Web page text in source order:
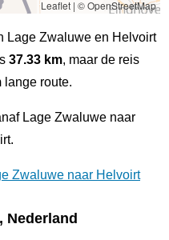
Leaflet| © OpenStreetMap
Lage Zwaluwe en Helvoirt
37.33 km, maar de reis
lange route.
Lage Zwaluwe naar
Zwaluwe naar Helvoirt
Nederland